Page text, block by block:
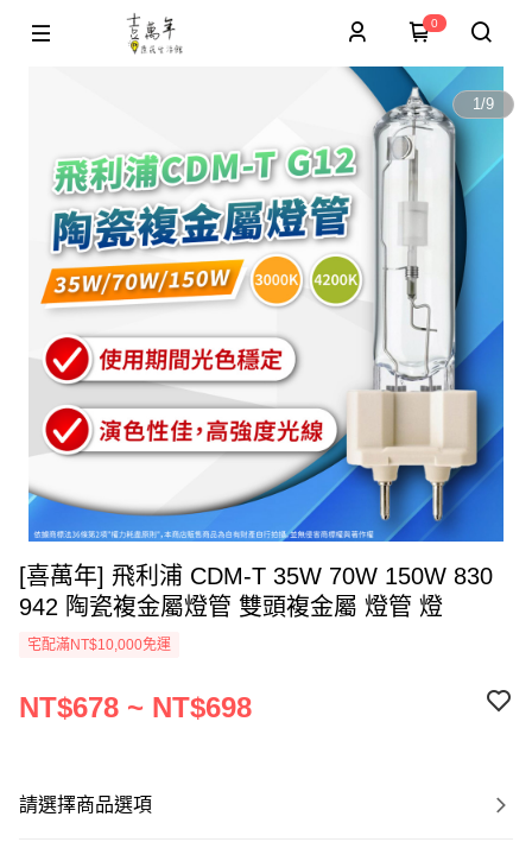
0
1/9
[喜萬年] 飛利浦 CDM-T 35W 70W 150W 830
942 陶瓷複金屬燈管 雙頭複金屬 燈管 燈
宅配滿NT$10,000免運
NT$678 ~ NT$698
請選擇商品選項